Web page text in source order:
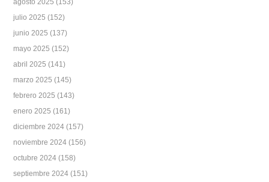
agosto 2025 (153)
julio 2025 (152)
junio 2025 (137)
mayo 2025 (152)
abril 2025 (141)
marzo 2025 (145)
febrero 2025 (143)
enero 2025 (161)
diciembre 2024 (157)
noviembre 2024 (156)
octubre 2024 (158)
septiembre 2024 (151)